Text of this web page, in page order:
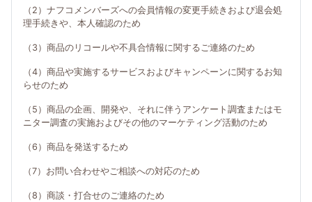
（2）ナフコメンバーズへの会員情報の変更手続きおよび退会処
理手続きや、本人確認のため
（3）商品のリコールや不具合情報に関するご連絡のため
（4）商品や実施するサービスおよびキャンペーンに関するお知
らせのため
（5）商品の企画、開発や、それに伴うアンケート調査またはモ
ニター調査の実施およびその他のマーケティング活動のため
（6）商品を発送するため
（7）お問い合わせやご相談への対応のため
（8）商談・打合せのご連絡のため